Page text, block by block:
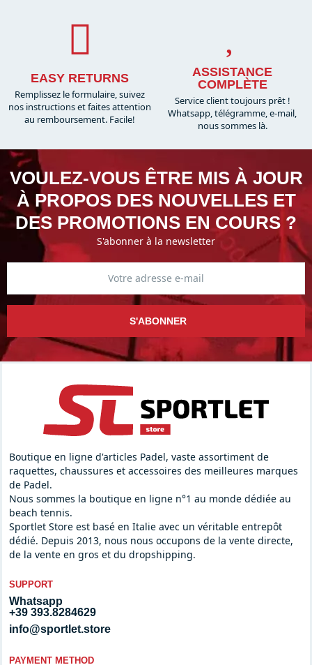
EASY RETURNS
Remplissez le formulaire, suivez
nos instructions et faites attention
au remboursement. Facile!
ASSISTANCE
COMPLÈTE
Service client toujours prêt !
Whatsapp, télégramme, e-mail,
nous sommes là.​
VOULEZ-VOUS ÊTRE MIS À JOUR
À PROPOS DES NOUVELLES ET
DES PROMOTIONS EN COURS ?
S'abonner à la newsletter
S'ABONNER
Boutique en ligne d'articles Padel, vaste assortiment de
raquettes, chaussures et accessoires des meilleures marques
de Padel.
Nous sommes la boutique en ligne n°1 au monde dédiée au
beach tennis.
Sportlet Store est basé en Italie avec un véritable entrepôt
dédié. Depuis 2013, nous nous occupons de la vente directe,
de la vente en gros et du dropshipping.
SUPPORT
Whatsapp
+39 393.8284629
info@sportlet.store
PAYMENT METHOD